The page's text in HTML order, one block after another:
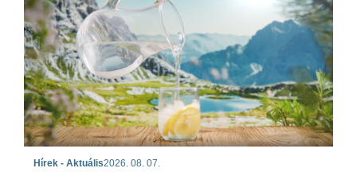
Hírek - Aktuális2026. 08. 07.